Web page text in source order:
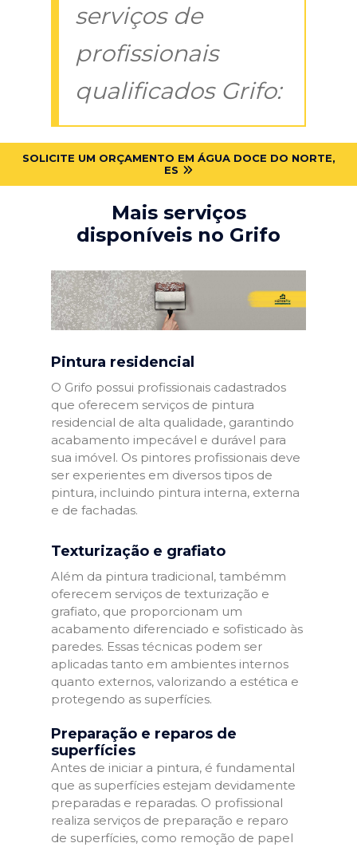
serviços de
profissionais
qualificados Grifo:
SOLICITE UM ORÇAMENTO EM ÁGUA DOCE DO NORTE,
ES
Mais serviços
disponíveis no Grifo
Pintura residencial
O Grifo possui profissionais cadastrados
que oferecem serviços de pintura
residencial de alta qualidade, garantindo
acabamento impecável e durável para
sua imóvel. Os pintores profissionais deve
ser experientes em diversos tipos de
pintura, incluindo pintura interna, externa
e de fachadas.
Texturização e grafiato
Além da pintura tradicional, tambémm
oferecem serviços de texturização e
grafiato, que proporcionam um
acabamento diferenciado e sofisticado às
paredes. Essas técnicas podem ser
aplicadas tanto em ambientes internos
quanto externos, valorizando a estética e
protegendo as superfícies.
Preparação e reparos de
superfícies
Antes de iniciar a pintura, é fundamental
que as superfícies estejam devidamente
preparadas e reparadas. O profissional
realiza serviços de preparação e reparo
de superfícies, como remoção de papel